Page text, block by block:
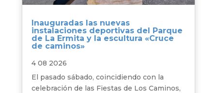
Inauguradas las nuevas
instalaciones deportivas del Parque
de La Ermita y la escultura «Cruce
de caminos»
4 08 2026
El pasado sábado, coincidiendo con la
celebración de las Fiestas de Los Caminos,